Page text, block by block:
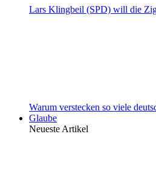
Lars Klingbeil (SPD) will die
Warum verstecken so viele
Glaube
Neueste Artikel